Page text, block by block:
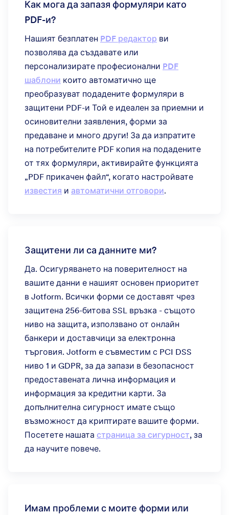
Как мога да запазя формуляри като
PDF-и?
Нашият безплатен PDF редактор ви
позволява да създавате или
персонализирате професионални PDF
шаблони които автоматично ще
преобразуват подадените формуляри в
защитени PDF-и Той е идеален за приемни и
осиновителни заявления, форми за
предаване и много други! За да изпратите
на потребителите PDF копия на подадените
от тях формуляри, активирайте функцията
„PDF прикачен файл“, когато настройвате
известия и автоматични отговори.
Защитени ли са данните ми?
Да. Осигуряването на поверителност на
вашите данни е нашият основен приоритет
в Jotform. Всички форми се доставят чрез
защитена 256-битова SSL връзка - същото
ниво на защита, използвано от онлайн
банкери и доставчици за електронна
търговия. Jotform е съвместим с PCI DSS
ниво 1 и GDPR, за да запази в безопасност
предоставената лична информация и
информация за кредитни карти. За
допълнителна сигурност имате също
възможност да криптирате вашите форми.
Посетете нашата страница за сигурност, за
да научите повече.
Имам проблеми с моите форми или